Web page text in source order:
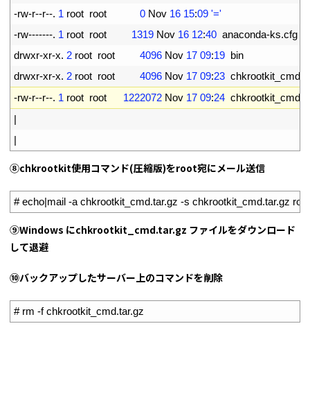
-rw-r--r--. 1 root root 0 Nov 16 15:09 '='
-rw-------. 1 root root 1319 Nov 16 12:40 anaconda-ks.cfg
drwxr-xr-x. 2 root root 4096 Nov 17 09:19 bin
drwxr-xr-x. 2 root root 4096 Nov 17 09:23 chkrootkit_cmd
-rw-r--r--. 1 root root 1222072 Nov 17 09:24 chkrootkit_cmd
|
|
⑧chkrootkit使用コマンド(圧縮版)をroot宛にメール送信
# echo|mail -a chkrootkit_cmd.tar.gz -s chkrootkit_cmd.tar.gz root
⑨Windows にchkrootkit_cmd.tar.gz ファイルをダウンロード
して退避
⑩バックアップしたサーバー上のコマンドを削除
# rm -f chkrootkit_cmd.tar.gz